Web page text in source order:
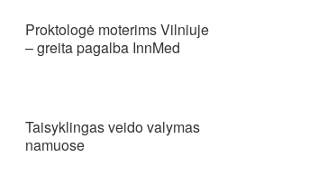
Proktologė moterims Vilniuje
– greita pagalba InnMed
Taisyklingas veido valymas
namuose